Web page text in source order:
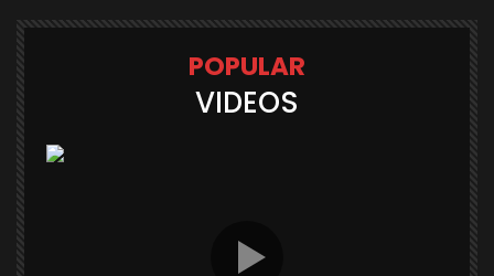
POPULAR
VIDEOS